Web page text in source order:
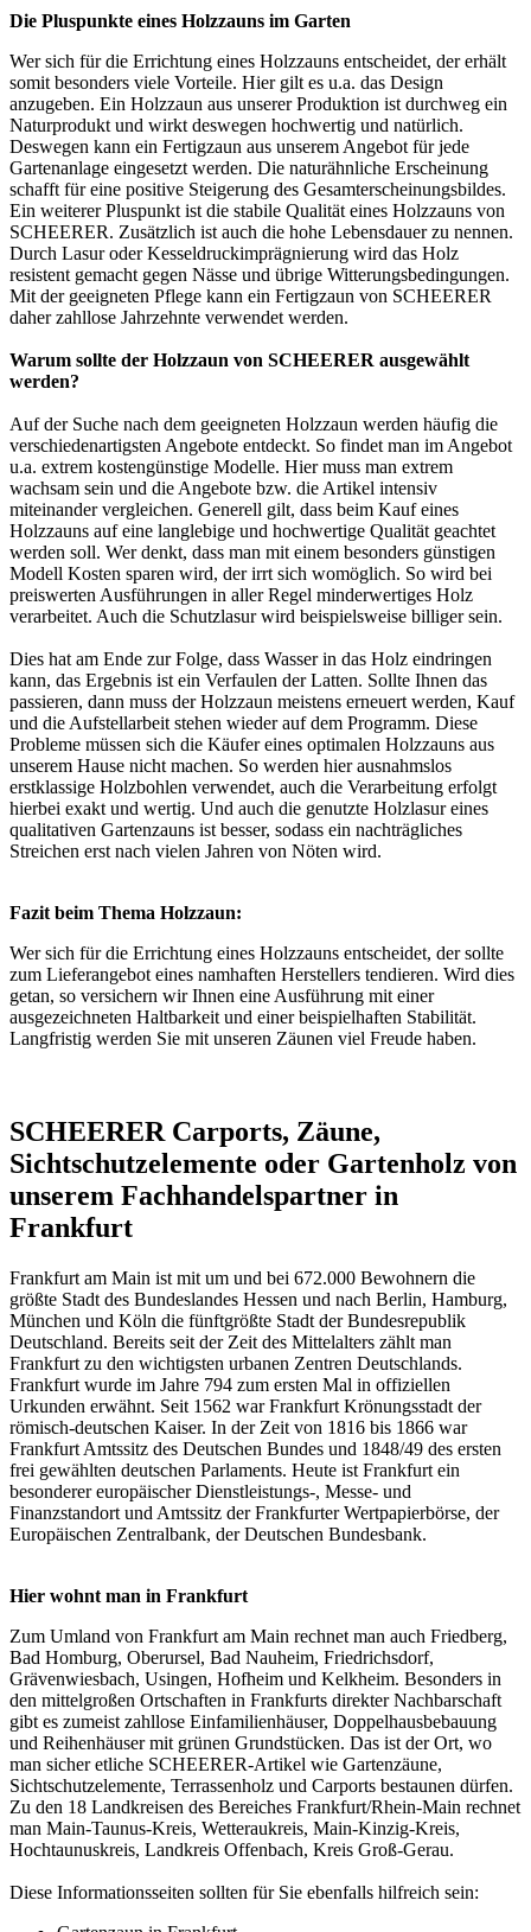
Die Pluspunkte eines Holzzauns im Garten
Wer sich für die Errichtung eines Holzzauns entscheidet, der erhält
somit besonders viele Vorteile. Hier gilt es u.a. das Design
anzugeben. Ein Holzzaun aus unserer Produktion ist durchweg ein
Naturprodukt und wirkt deswegen hochwertig und natürlich.
Deswegen kann ein Fertigzaun aus unserem Angebot für jede
Gartenanlage eingesetzt werden. Die naturähnliche Erscheinung
schafft für eine positive Steigerung des Gesamterscheinungsbildes.
Ein weiterer Pluspunkt ist die stabile Qualität eines Holzzauns von
SCHEERER. Zusätzlich ist auch die hohe Lebensdauer zu nennen.
Durch Lasur oder Kesseldruckimprägnierung wird das Holz
resistent gemacht gegen Nässe und übrige Witterungsbedingungen.
Mit der geeigneten Pflege kann ein Fertigzaun von SCHEERER
daher zahllose Jahrzehnte verwendet werden.
Warum sollte der Holzzaun von SCHEERER ausgewählt
werden?
Auf der Suche nach dem geeigneten Holzzaun werden häufig die
verschiedenartigsten Angebote entdeckt. So findet man im Angebot
u.a. extrem kostengünstige Modelle. Hier muss man extrem
wachsam sein und die Angebote bzw. die Artikel intensiv
miteinander vergleichen. Generell gilt, dass beim Kauf eines
Holzzauns auf eine langlebige und hochwertige Qualität geachtet
werden soll. Wer denkt, dass man mit einem besonders günstigen
Modell Kosten sparen wird, der irrt sich womöglich. So wird bei
preiswerten Ausführungen in aller Regel minderwertiges Holz
verarbeitet. Auch die Schutzlasur wird beispielsweise billiger sein.
Dies hat am Ende zur Folge, dass Wasser in das Holz eindringen
kann, das Ergebnis ist ein Verfaulen der Latten. Sollte Ihnen das
passieren, dann muss der Holzzaun meistens erneuert werden, Kauf
und die Aufstellarbeit stehen wieder auf dem Programm. Diese
Probleme müssen sich die Käufer eines optimalen Holzzauns aus
unserem Hause nicht machen. So werden hier ausnahmslos
erstklassige Holzbohlen verwendet, auch die Verarbeitung erfolgt
hierbei exakt und wertig. Und auch die genutzte Holzlasur eines
qualitativen Gartenzauns ist besser, sodass ein nachträgliches
Streichen erst nach vielen Jahren von Nöten wird.
Fazit beim Thema Holzzaun:
Wer sich für die Errichtung eines Holzzauns entscheidet, der sollte
zum Lieferangebot eines namhaften Herstellers tendieren. Wird dies
getan, so versichern wir Ihnen eine Ausführung mit einer
ausgezeichneten Haltbarkeit und einer beispielhaften Stabilität.
Langfristig werden Sie mit unseren Zäunen viel Freude haben.
SCHEERER Carports, Zäune,
Sichtschutzelemente oder Gartenholz von
unserem Fachhandelspartner in
Frankfurt
Frankfurt am Main ist mit um und bei 672.000 Bewohnern die
größte Stadt des Bundeslandes Hessen und nach Berlin, Hamburg,
München und Köln die fünftgrößte Stadt der Bundesrepublik
Deutschland. Bereits seit der Zeit des Mittelalters zählt man
Frankfurt zu den wichtigsten urbanen Zentren Deutschlands.
Frankfurt wurde im Jahre 794 zum ersten Mal in offiziellen
Urkunden erwähnt. Seit 1562 war Frankfurt Krönungsstadt der
römisch-deutschen Kaiser. In der Zeit von 1816 bis 1866 war
Frankfurt Amtssitz des Deutschen Bundes und 1848/49 des ersten
frei gewählten deutschen Parlaments. Heute ist Frankfurt ein
besonderer europäischer Dienstleistungs-, Messe- und
Finanzstandort und Amtssitz der Frankfurter Wertpapierbörse, der
Europäischen Zentralbank, der Deutschen Bundesbank.
Hier wohnt man in Frankfurt
Zum Umland von Frankfurt am Main rechnet man auch Friedberg,
Bad Homburg, Oberursel, Bad Nauheim, Friedrichsdorf,
Grävenwiesbach, Usingen, Hofheim und Kelkheim. Besonders in
den mittelgroßen Ortschaften in Frankfurts direkter Nachbarschaft
gibt es zumeist zahllose Einfamilienhäuser, Doppelhausbebauung
und Reihenhäuser mit grünen Grundstücken. Das ist der Ort, wo
man sicher etliche SCHEERER-Artikel wie Gartenzäune,
Sichtschutzelemente, Terrassenholz und Carports bestaunen dürfen.
Zu den 18 Landkreisen des Bereiches Frankfurt/Rhein-Main rechnet
man Main-Taunus-Kreis, Wetteraukreis, Main-Kinzig-Kreis,
Hochtaunuskreis, Landkreis Offenbach, Kreis Groß-Gerau.
Diese Informationsseiten sollten für Sie ebenfalls hilfreich sein: